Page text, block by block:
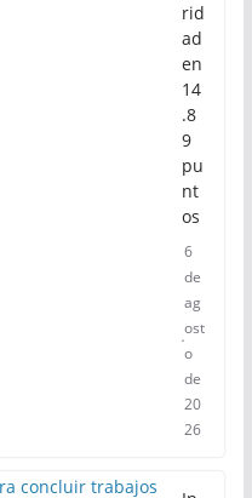
rid
ad
en
14
.8
9
pu
nt
os
6
de
ag
ost
o
de
20
26